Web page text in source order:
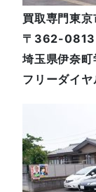
買取専門東
〒362-0813
埼玉県伊奈
フリーダイ